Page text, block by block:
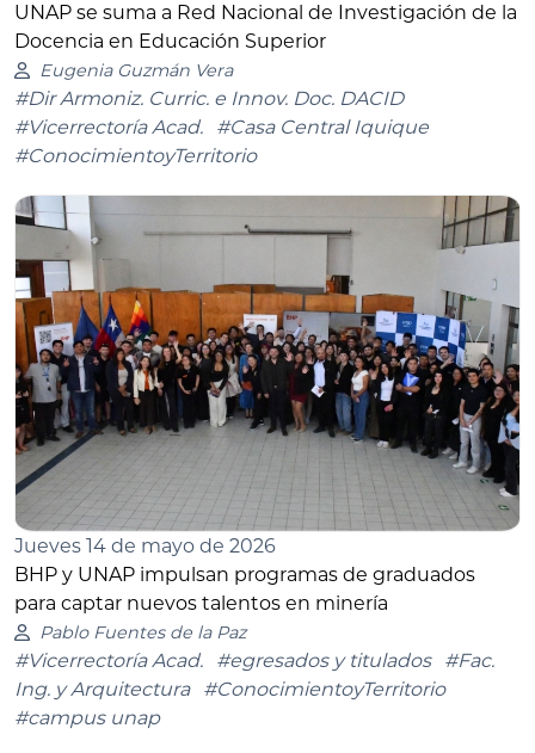
UNAP se suma a Red Nacional de Investigación de la
Docencia en Educación Superior
Eugenia Guzmán Vera
#Dir Armoniz. Curric. e Innov. Doc. DACID
#Vicerrectoría Acad.
#Casa Central Iquique
#ConocimientoyTerritorio
Jueves 14 de mayo de 2026
BHP y UNAP impulsan programas de graduados
para captar nuevos talentos en minería
Pablo Fuentes de la Paz
#Vicerrectoría Acad. #egresados y titulados
#Fac.
Ing. y Arquitectura
#ConocimientoyTerritorio
#campus unap